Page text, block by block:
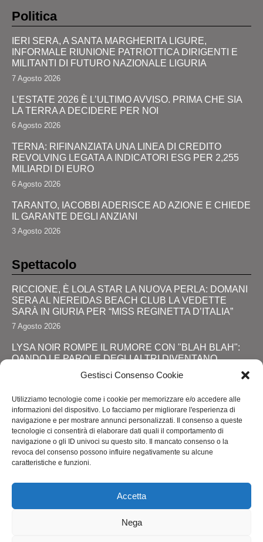
Gestisci Consenso Cookie
Utilizziamo tecnologie come i cookie per memorizzare e/o accedere alle
informazioni del dispositivo. Lo facciamo per migliorare l'esperienza di
navigazione e per mostrare annunci personalizzati. Il consenso a queste
tecnologie ci consentirà di elaborare dati quali il comportamento di
navigazione o gli ID univoci su questo sito. Il mancato consenso o la
revoca del consenso possono influire negativamente su alcune
caratteristiche e funzioni.
Accetta
Nega
Politica
IERI SERA, A SANTA MARGHERITA LIGURE,
INFORMALE RIUNIONE PATRIOTTICA DIRIGENTI E
MILITANTI DI FUTURO NAZIONALE LIGURIA
7 Agosto 2026
L’ESTATE 2026 È L’ULTIMO AVVISO. PRIMA CHE SIA
LA TERRA A DECIDERE PER NOI
6 Agosto 2026
TERNA: RIFINANZIATA UNA LINEA DI CREDITO
REVOLVING LEGATA A INDICATORI ESG PER 2,255
MILIARDI DI EURO
6 Agosto 2026
TARANTO, IACOBBI ADERISCE AD AZIONE E CHIEDE
IL GARANTE DEGLI ANZIANI
3 Agosto 2026
Spettacolo
RICCIONE, È LOLA STAR LA NUOVA PERLA: DOMANI
SERA AL NEREIDAS BEACH CLUB LA VEDETTE
SARÀ IN GIURIA PER “MISS REGINETTA D’ITALIA”
7 Agosto 2026
LYSA NOIR ROMPE IL RUMORE CON "BLAH BLAH":
QANDO LE PAROLE DEGLI ALTRI DIVENTANO
JOHNNY DEPP RITORNA DA PROTAGONISTA: IL
GRANDE SHOW AL COMIC-CON E LA SVOLTA
DEFINITIVA!
24 Luglio 2026
RIMINI, LOLA STAR “ANTICIPA” IL PRIDE CON UNA
MAREBELLO A MIRAMARE